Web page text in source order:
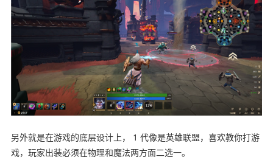
另外就是在游戏的底层设计上， 1 代像是英雄联盟，喜欢教你打游
戏，玩家出装必须在物理和魔法两方面二选一。